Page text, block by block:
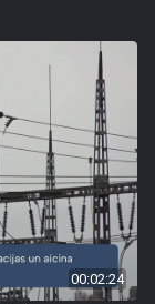
00:02:24